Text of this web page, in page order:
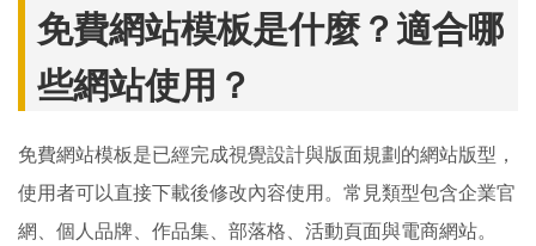
免費網站模板是什麼？適合哪
些網站使用？
免費網站模板是已經完成視覺設計與版面規劃的網站版型，
使用者可以直接下載後修改內容使用。常見類型包含企業官
網、個人品牌、作品集、部落格、活動頁面與電商網站。